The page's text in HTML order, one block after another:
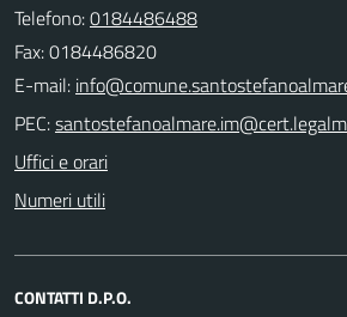
Telefono:0184486488
Fax: 0184486820
E-mail:
PEC:
Uffici e orari
Numeri utili
CONTATTI D.P.O.